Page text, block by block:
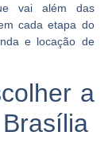
vai além das
cada etapa do
e locação de
a